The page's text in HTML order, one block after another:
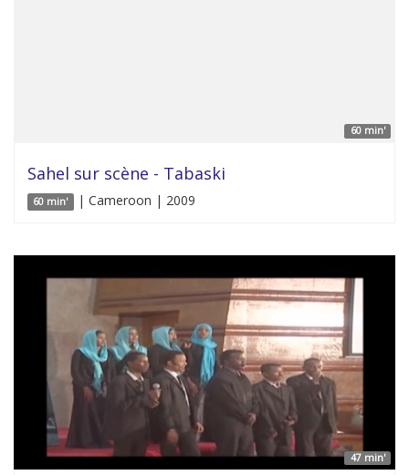
60 min'
Sahel sur scène - Tabaski
60 min' | Cameroon | 2009
47 min'